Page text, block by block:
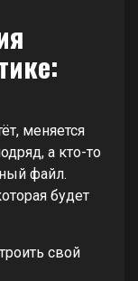
меняется
а кто-то
файл.
будет
свой